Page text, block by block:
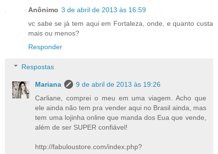
Anônimo 3 de abril de 2013 às 16:59
vc sabe se já tem aqui em Fortaleza, onde, e quanto custa
mais ou menos?
Responder
Respostas
Mariana
9 de abril de 2013 às 19:26
Carliane, comprei o meu em uma viagem. Acho que
ele ainda não tem pra vender aqui no Brasil ainda, mas
tem uma lojinha online que manda dos Eua que vende,
além de ser SUPER confiável!
http://fabuloustore.com/index.php?